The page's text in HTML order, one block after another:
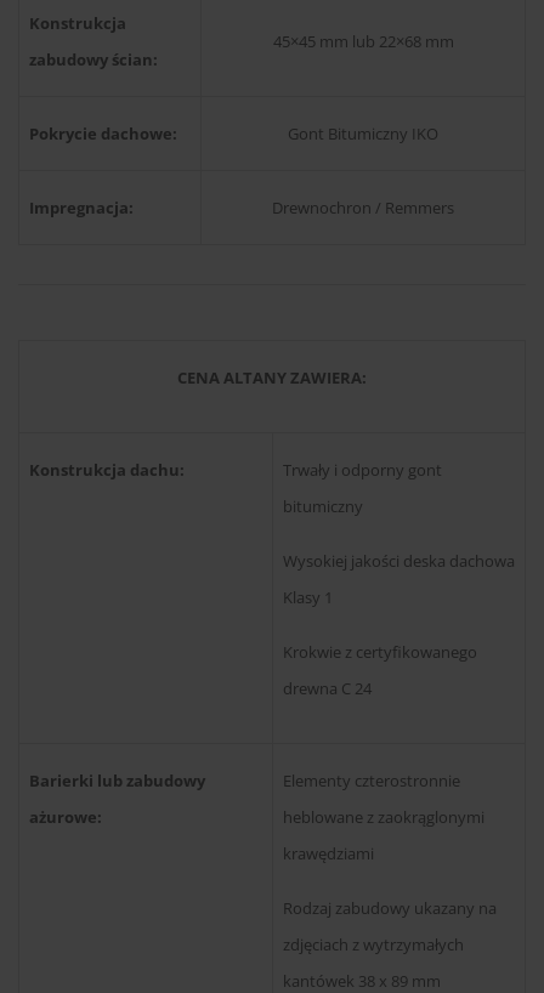
Konstrukcja
zabudowy ścian:
45×45 mm lub 22×68 mm
Pokrycie dachowe: Gont Bitumiczny IKO
Impregnacja: Drewnochron / Remmers
CENA ALTANY ZAWIERA:
Konstrukcja dachu:
Trwały i odporny gont
bitumiczny
Wysokiej jakości deska dachowa
Klasy 1
Krokwie z certyfikowanego
drewna C 24
Barierki lub zabudowy
ażurowe:
Elementy czterostronnie
heblowane z zaokrąglonymi
krawędziami
Rodzaj zabudowy ukazany na
zdjęciach z wytrzymałych
kantówek 38 x 89 mm